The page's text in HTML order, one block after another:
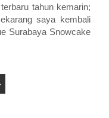
tahun kemarin;
saya kembali
Surabaya Snowcake